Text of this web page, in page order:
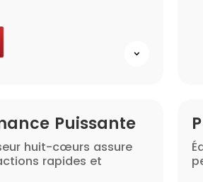
Puissante
huit-cœurs assure
rapides et